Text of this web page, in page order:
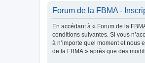
Forum de la FBMA -
En accédant à « Forum de la
conditions suivantes. Si vous
à n’importe quel moment et nous
de la FBMA » après que des